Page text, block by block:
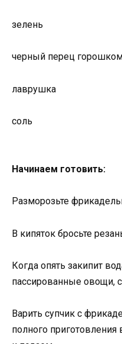
зелень
черный перец
лаврушка
соль
Начинаем готовить:
Разморозьте
В кипяток бросьте
Когда опять закипит
пассированные овощи,
Варить супчик с
полного